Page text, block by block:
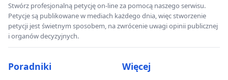
Stwórz profesjonalną petycję on-line za pomocą naszego serwisu.
Petycje są publikowane w mediach każdego dnia, więc stworzenie
petycji jest świetnym sposobem, na zwrócenie uwagi opinii publicznej
i organów decyzyjnych.
Poradniki Więcej